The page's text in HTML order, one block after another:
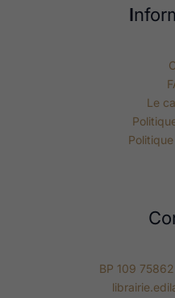
I
Le
BP 109